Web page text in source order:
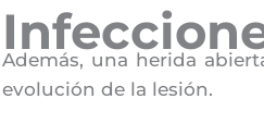
Además, una herida
evolución de la lesión.